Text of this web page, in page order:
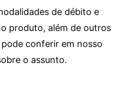
de débito e
produto, além de outros
conferir em nosso
o assunto.